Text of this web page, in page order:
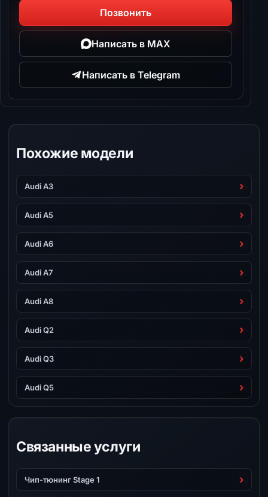
Позвонить
Написать в MAX
Написать в Telegram
Похожие модели
Audi A3
Audi A5
Audi A6
Audi A7
Audi A8
Audi Q2
Audi Q3
Audi Q5
Связанные услуги
Чип-тюнинг Stage 1